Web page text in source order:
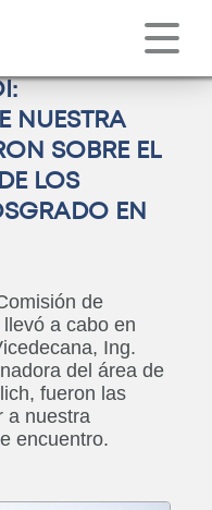
Obs. Astronómico
NUESTRA
SOBRE EL
LOS
EN
de
a cabo en
Ing.
del área de
fueron las
a nuestra
encuentro.